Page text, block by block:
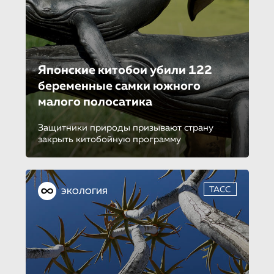
Японские китобои убили 122
беременные самки южного
малого полосатика
Защитники природы призывают страну
закрыть китобойную программу
ЭКОЛОГИЯ ТАСС